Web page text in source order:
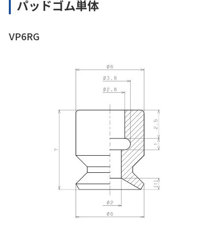
パッドゴム単体
VP6RG